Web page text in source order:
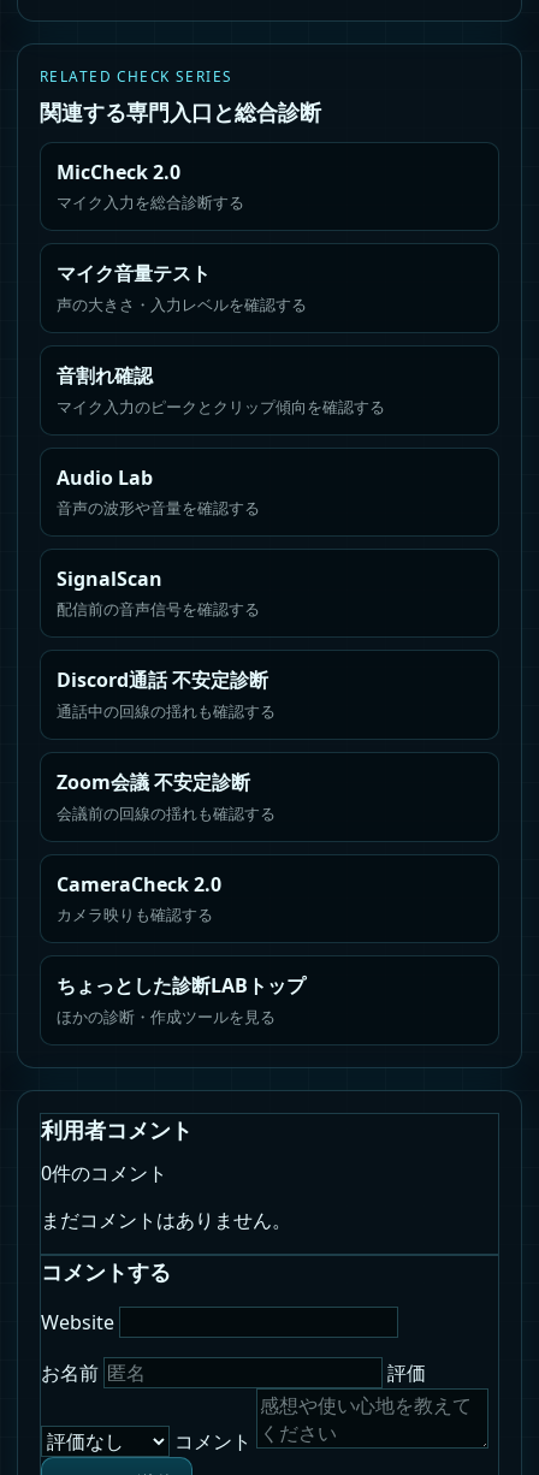
RELATED CHECK SERIES
関連する専門入口と総合診断
MicCheck 2.0
マイク入力を総合診断する
マイク音量テスト
声の大きさ・入力レベルを確認する
音割れ確認
マイク入力のピークとクリップ傾向を確認する
Audio Lab
音声の波形や音量を確認する
SignalScan
配信前の音声信号を確認する
Discord通話 不安定診断
通話中の回線の揺れも確認する
Zoom会議 不安定診断
会議前の回線の揺れも確認する
CameraCheck 2.0
カメラ映りも確認する
ちょっとした診断LABトップ
ほかの診断・作成ツールを見る
利用者コメント
0件のコメント
まだコメントはありません。
コメントする
Website
お名前
評価
コメント